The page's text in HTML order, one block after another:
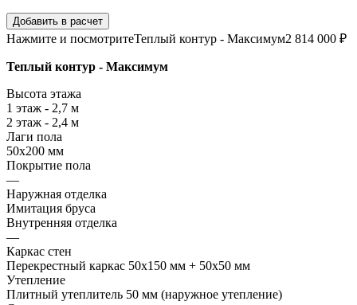
Добавить в расчет
Нажмите и посмотритеТеплый контур - Максимум2 814 000 ₽
Теплый контур - Максимум
Высота этажа
1 этаж - 2,7 м
2 этаж - 2,4 м
Лаги пола
50х200 мм
Покрытие пола
—
Наружная отделка
Имитация бруса
Внутренняя отделка
—
Каркас стен
Перекрестный каркас 50х150 мм + 50х50 мм
Утепление
Плитный утеплитель 50 мм (наружное утепление)